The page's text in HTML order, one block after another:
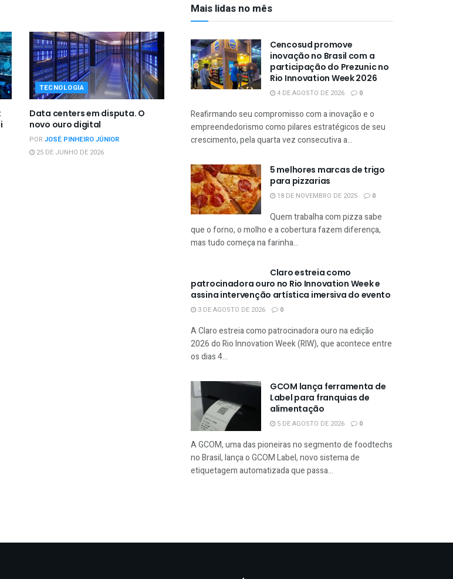
TECNOLOGIA
Data centers em disputa. O
novo ouro digital
POR JOSÉ PINHEIRO JÚNIOR
25 DE JUNHO DE 2026
Mais lidas no mês
Cencosud promove
inovação no Brasil com a
participação do Prezunic no
Rio Innovation Week 2026
4 DE AGOSTO DE 2026 0
Reafirmando seu compromisso com a inovação e o
empreendedorismo como pilares estratégicos de seu
crescimento, pela quarta vez consecutiva a...
5 melhores marcas de trigo
para pizzarias
18 DE NOVEMBRO DE 2025 0
Quem trabalha com pizza sabe
que o forno, o molho e a cobertura fazem diferença,
mas tudo começa na farinha...
Claro estreia como
patrocinadora ouro no Rio Innovation Week e
assina intervenção artística imersiva do evento
3 DE AGOSTO DE 2026 0
A Claro estreia como patrocinadora ouro na edição
2026 do Rio Innovation Week (RIW), que acontece entre
os dias 4...
GCOM lança ferramenta de
Label para franquias de
alimentação
5 DE AGOSTO DE 2026 0
A GCOM, uma das pioneiras no segmento de foodtechs
no Brasil, lança o GCOM Label, novo sistema de
etiquetagem automatizada que passa...